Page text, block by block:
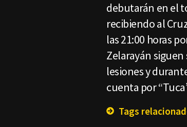
debutarán en el
recibiendo al
las 21:00 horas
Zelarayán
lesiones y
cuenta por
Tags